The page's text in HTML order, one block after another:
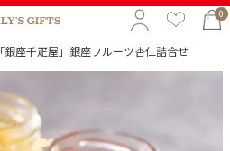
0
「銀座千疋屋」銀座フルーツ杏仁詰合せ